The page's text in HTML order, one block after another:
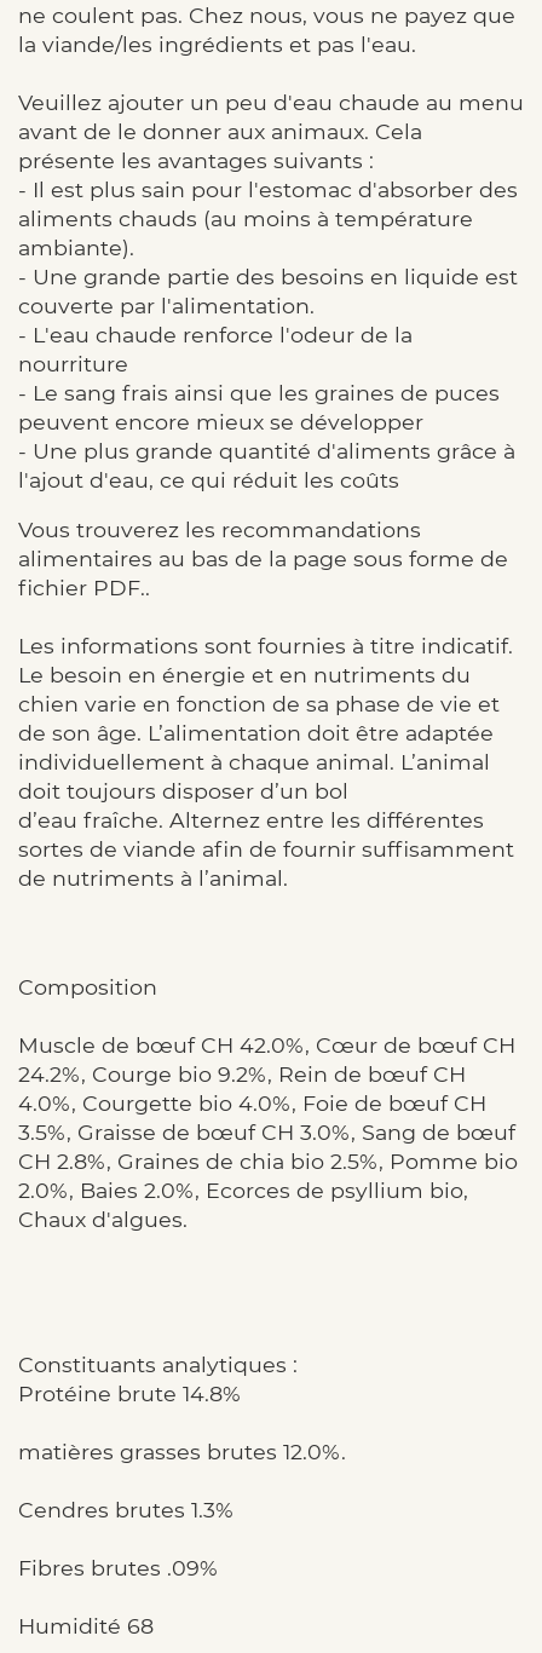
ne coulent pas. Chez nous, vous ne payez que
la viande/les ingrédients et pas l'eau.
Veuillez ajouter un peu d'eau chaude au menu
avant de le donner aux animaux. Cela
présente les avantages suivants :
- Il est plus sain pour l'estomac d'absorber des
aliments chauds (au moins à température
ambiante).
- Une grande partie des besoins en liquide est
couverte par l'alimentation.
- L'eau chaude renforce l'odeur de la
nourriture
- Le sang frais ainsi que les graines de puces
peuvent encore mieux se développer
- Une plus grande quantité d'aliments grâce à
l'ajout d'eau, ce qui réduit les coûts
Vous trouverez les recommandations
alimentaires au bas de la page sous forme de
fichier PDF..
Les informations sont fournies à titre indicatif.
Le besoin en énergie et en nutriments du
chien varie en fonction de sa phase de vie et
de son âge. L’alimentation doit être adaptée
individuellement à chaque animal. L’animal
doit toujours disposer d’un bol
d’eau fraîche. Alternez entre les différentes
sortes de viande afin de fournir suffisamment
de nutriments à l’animal.
Composition
Muscle de bœuf CH 42.0%, Cœur de bœuf CH
24.2%, Courge bio 9.2%, Rein de bœuf CH
4.0%, Courgette bio 4.0%, Foie de bœuf CH
3.5%, Graisse de bœuf CH 3.0%, Sang de bœuf
CH 2.8%, Graines de chia bio 2.5%, Pomme bio
2.0%, Baies 2.0%, Ecorces de psyllium bio,
Chaux d'algues.
Constituants analytiques :
Protéine brute 14.8%
matières grasses brutes 12.0%.
Cendres brutes 1.3%
Fibres brutes .09%
Humidité 68